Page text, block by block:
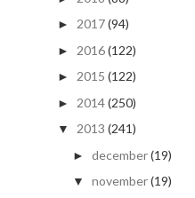
► 2017(94)
► 2016(122)
► 2015 (122)
► 2014(250)
▼ 2013 (241)
► december(19)
▼ november(19)